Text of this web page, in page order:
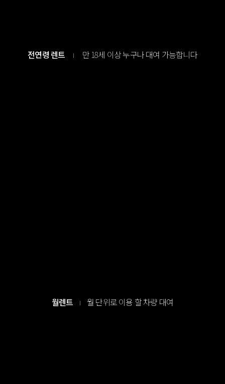
전연령 렌트 I 만 18세 이상 누구나 대여 가능합니다
월렌트 I월 단위로 이용 할 차량 대여